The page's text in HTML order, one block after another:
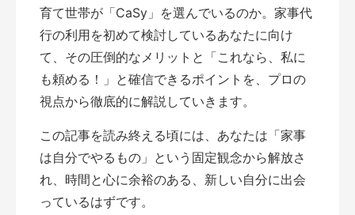
育て世帯が「CaSy」を選んでいるのか。家事代
行の利用を初めて検討しているあなたに向け
て、その圧倒的なメリットと「これなら、私に
も頼める！」と確信できるポイントを、プロの
視点から徹底的に解説していきます。
この記事を読み終える頃には、あなたは「家事
は自分でやるもの」という固定観念から解放さ
れ、時間と心に余裕のある、新しい自分に出会
っているはずです。